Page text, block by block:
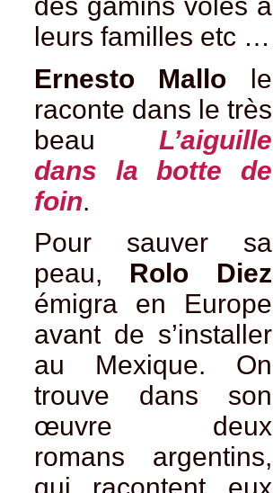
leurs familles etc …
Ernesto Mallo
le
raconte dans le très
beau L’aiguille
dans la botte de
foin.
Pour sauver sa
peau, Rolo Diez
émigra en Europe
avant de s’installer
au Mexique. On
trouve dans son
œuvre deux
romans argentins,